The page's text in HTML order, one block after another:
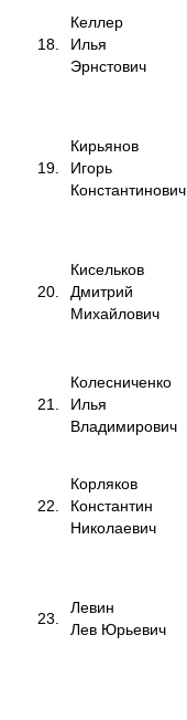
18.
Келлер
Илья
Эрнстович
19.
Кирьянов
Игорь
Константинович
20.
Кисельков
Дмитрий
Михайлович
21.
Колесниченко
Илья
Владимирович
22.
Корляков
Константин
Николаевич
23.
Левин
Лев Юрьевич